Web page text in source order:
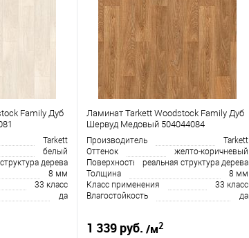
Family Дуб
Tarkett
белый
дерева
8 мм
33 класс
да
Ламинат Tarkett Woodstock Family Дуб
Шервуд Медовый 504044084
Производитель
Tarkett
Оттенок
желто-коричневый
Поверхность
реальная структура дерева
Толщина
8 мм
Класс применения
33 класс
Влагостойкость
да
1 339 руб. /м2